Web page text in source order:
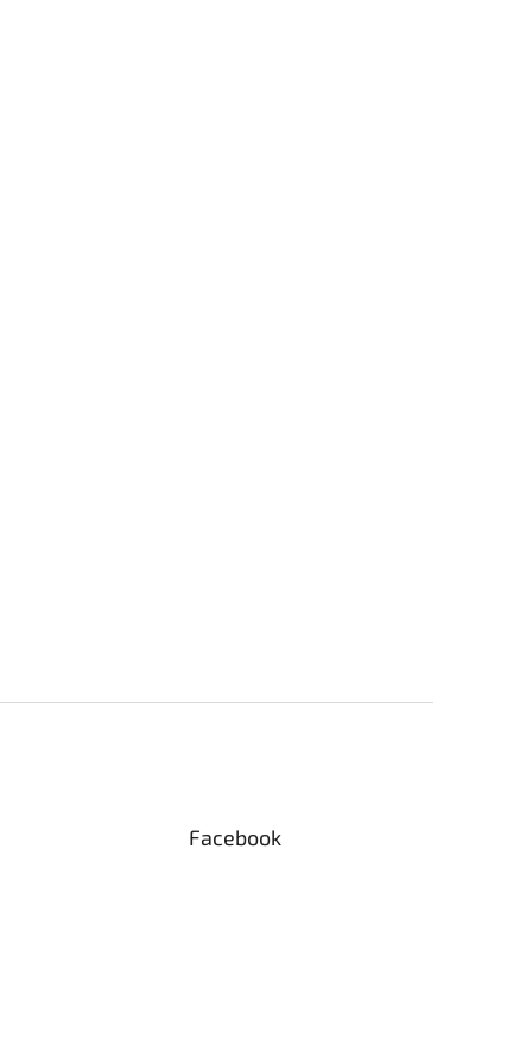
Facebook